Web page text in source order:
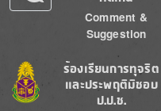
Comment &
Suggestion
Image
ร้องเรียนการทุจริต
และประพฤติมิชอบ
ป.ป.ช.